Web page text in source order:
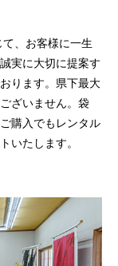
、お客様に一生
実に大切に提案す
ります。県下最大
ざいません。袋
購入でもレンタル
いたします。